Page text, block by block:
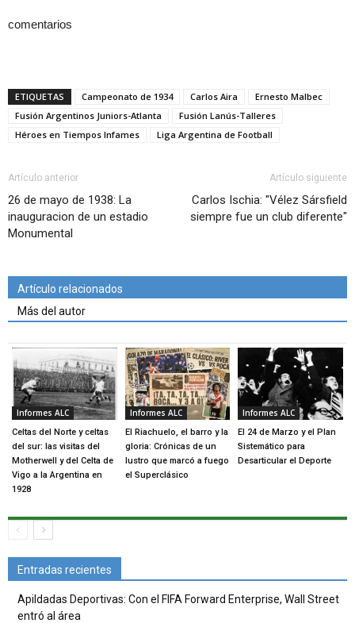
comentarios
ETIQUETAS Campeonato de 1934 Carlos Aira
Ernesto Malbec
Fusión Argentinos Juniors-Atlanta
Fusión Lanús-Talleres
Héroes en Tiempos Infames
Liga Argentina de Football
Artículo anterior
26 de mayo de 1938: La
inauguracion de un estadio
Monumental
Artículo siguiente
Carlos Ischia: "Vélez Sársfield
siempre fue un club diferente"
Artículo relacionados
Más del autor
Informes ALC
Celtas del Norte y celtas
del sur: las visitas del
Motherwell y del Celta de
Vigo a la Argentina en
1928
Informes ALC
El Riachuelo, el barro y la
gloria: Crónicas de un
lustro que marcó a fuego
el Superclásico
Informes ALC
El 24 de Marzo y el Plan
Sistemático para
Desarticular el Deporte
Entradas recientes
Apildadas Deportivas: Con el FIFA Forward Enterprise, Wall Street
entró al área